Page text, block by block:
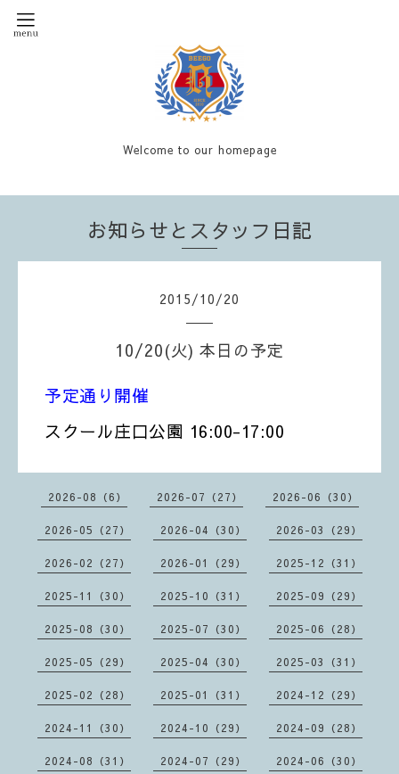
Welcome to our homepage
お知らせとスタッフ日記
2015/10/20
10/20(火) 本日の予定
予定通り開催
スクール庄口公園 16:00-17:00
2026-08（6） 2026-07（27） 2026-06（30）
2026-05（27） 2026-04（30） 2026-03（29）
2026-02（27） 2026-01（29） 2025-12（31）
2025-11（30） 2025-10（31） 2025-09（29）
2025-08（30） 2025-07（30） 2025-06（28）
2025-05（29） 2025-04（30） 2025-03（31）
2025-02（28） 2025-01（31） 2024-12（29）
2024-11（30） 2024-10（29） 2024-09（28）
2024-08（31） 2024-07（29） 2024-06（30）